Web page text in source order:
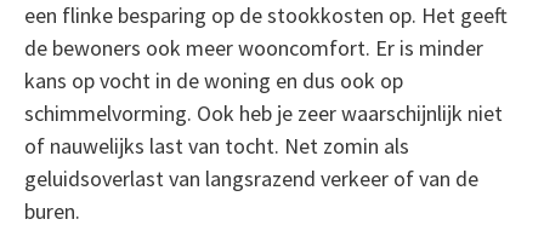
een flinke besparing op de stookkosten op. Het geeft
de bewoners ook meer wooncomfort. Er is minder
kans op vocht in de woning en dus ook op
schimmelvorming. Ook heb je zeer waarschijnlijk niet
of nauwelijks last van tocht. Net zomin als
geluidsoverlast van langsrazend verkeer of van de
buren.